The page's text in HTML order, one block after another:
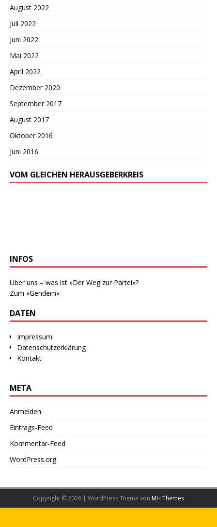
August 2022
Juli 2022
Juni 2022
Mai 2022
April 2022
Dezember 2020
September 2017
August 2017
Oktober 2016
Juni 2016
VOM GLEICHEN HERAUSGEBERKREIS
INFOS
Über uns – was ist »Der Weg zur Partei«?
Zum »Gendern«
DATEN
Impressum
Datenschutzerklärung
Kontakt
META
Anmelden
Eintrags-Feed
Kommentar-Feed
WordPress.org
Copyright © 2026 | WordPress Theme von MH Themes